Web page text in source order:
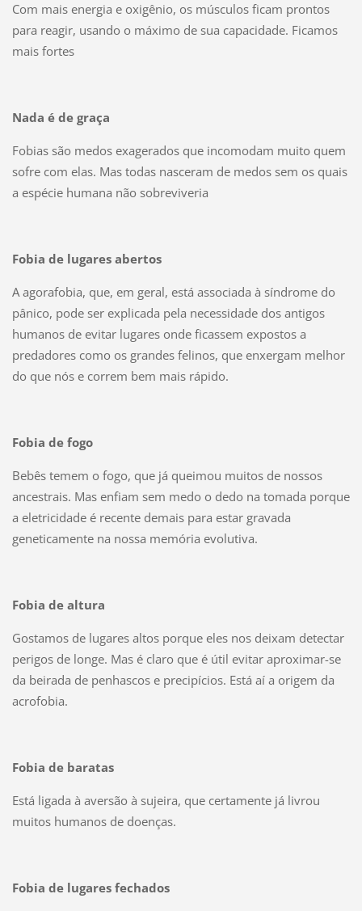
Com mais energia e oxigênio, os músculos ficam prontos
para reagir, usando o máximo de sua capacidade. Ficamos
mais fortes
Nada é de graça
Fobias são medos exagerados que incomodam muito quem
sofre com elas. Mas todas nasceram de medos sem os quais
a espécie humana não sobreviveria
Fobia de lugares abertos
A agorafobia, que, em geral, está associada à síndrome do
pânico, pode ser explicada pela necessidade dos antigos
humanos de evitar lugares onde ficassem expostos a
predadores como os grandes felinos, que enxergam melhor
do que nós e correm bem mais rápido.
Fobia de fogo
Bebês temem o fogo, que já queimou muitos de nossos
ancestrais. Mas enfiam sem medo o dedo na tomada porque
a eletricidade é recente demais para estar gravada
geneticamente na nossa memória evolutiva.
Fobia de altura
Gostamos de lugares altos porque eles nos deixam detectar
perigos de longe. Mas é claro que é útil evitar aproximar-se
da beirada de penhascos e precipícios. Está aí a origem da
acrofobia.
Fobia de baratas
Está ligada à aversão à sujeira, que certamente já livrou
muitos humanos de doenças.
Fobia de lugares fechados